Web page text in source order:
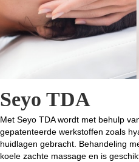
Seyo TDA
Met Seyo TDA wordt met behulp
gepatenteerde werkstoffen zoals
huidlagen gebracht. Behandeling
koele zachte massage en is